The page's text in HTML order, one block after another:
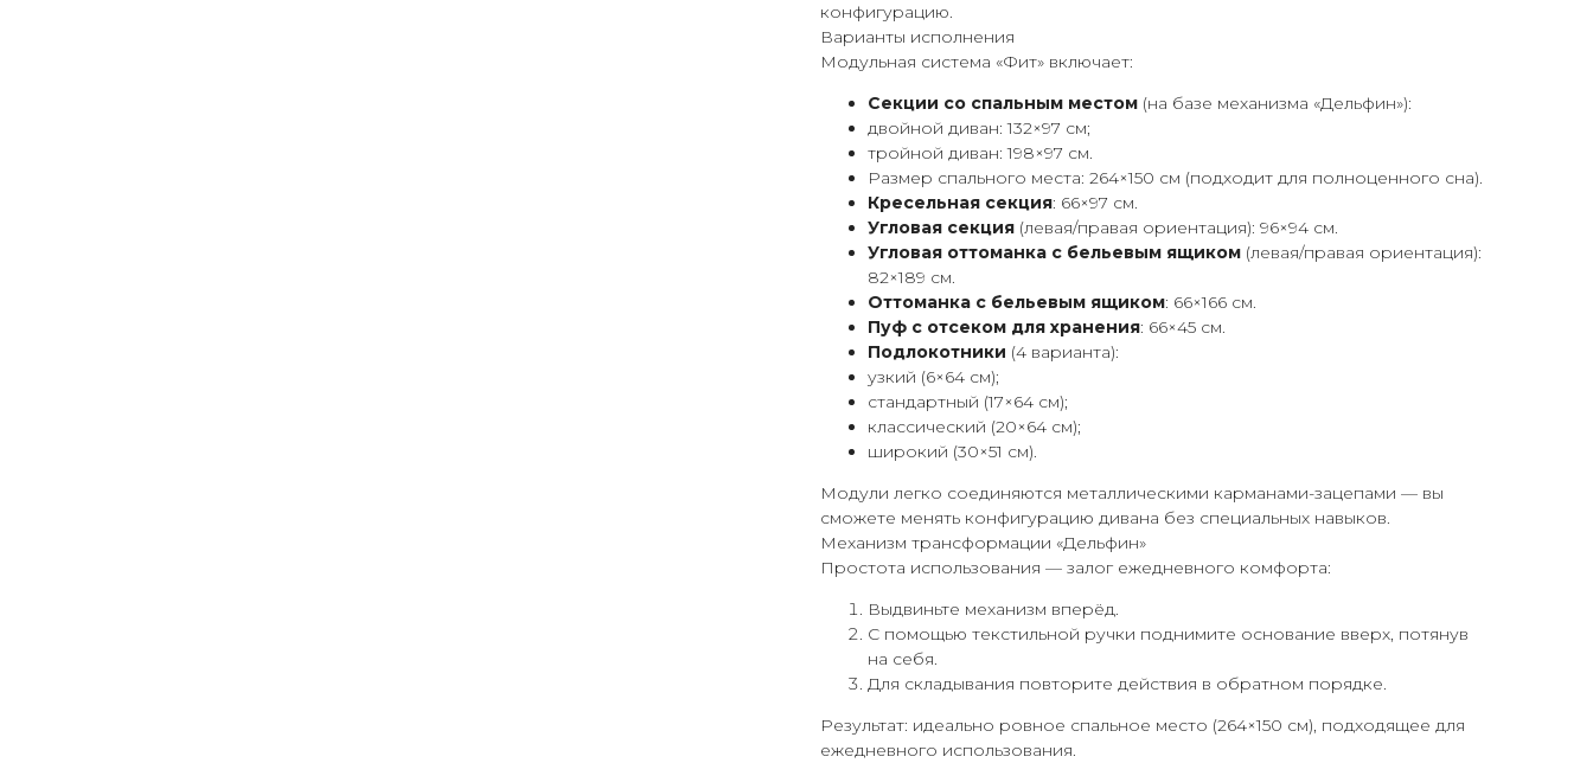
конфигурацию.
Варианты исполнения
Модульная система «Фит» включает:
Секции со спальным местом (на базе механизма «Дельфин»):
двойной диван: 132×97 см;
тройной диван: 198×97 см.
Размер спального места: 264×150 см (подходит для полноценного сна).
Кресельная секция: 66×97 см.
Угловая секция (левая/правая ориентация): 96×94 см.
Угловая оттоманка с бельевым ящиком (левая/правая ориентация):
82×189 см.
Оттоманка с бельевым ящиком: 66×166 см.
Пуф с отсеком для хранения: 66×45 см.
Подлокотники (4 варианта):
узкий (6×64 см);
стандартный (17×64 см);
классический (20×64 см);
широкий (30×51 см).
Модули легко соединяются металлическими карманами-зацепами — вы
сможете менять конфигурацию дивана без специальных навыков.
Механизм трансформации «Дельфин»
Простота использования — залог ежедневного комфорта:
Выдвиньте механизм вперёд.
С помощью текстильной ручки поднимите основание вверх, потянув
на себя.
Для складывания повторите действия в обратном порядке.
Результат: идеально ровное спальное место (264×150 см), подходящее для
ежедневного использования.